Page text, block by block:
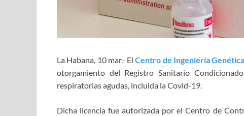
La Habana, 10 mar.- ElCentro de Ingeniería
otorgamiento del Registro Sanitario
respiratorias agudas, incluida la Covid-19.
Dicha licencia fue autorizada por el Centro de